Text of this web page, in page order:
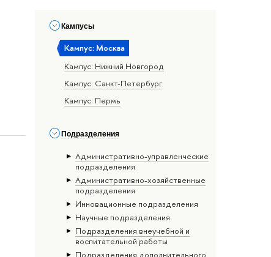
Кампусы
Кампус: Москва
Кампус: Нижний Новгород
Кампус: Санкт-Петербург
Кампус: Пермь
Подразделения
Административно-управленческие
подразделения
Административно-хозяйственные
подразделения
Инновационные подразделения
Научные подразделения
Подразделения внеучебной и
воспитательной работы
Подразделения дополнительного